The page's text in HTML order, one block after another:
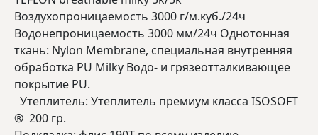
Воздухопроницаемость 3000 г/м.куб./24ч
Водонепроницаемость 3000 мм/24ч Однотонная
ткань: Nylon Membrane, специальная внутренняя
обработка PU Milky Водо- и грязеотталкивающее
покрытие PU.
Утеплитель: Утеплитель премиум класса ISOSOFT
® 200 гр.